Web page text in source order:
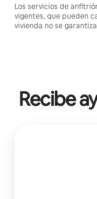
Los servicios de
vigentes, que pueden
vivienda no se
Recibe